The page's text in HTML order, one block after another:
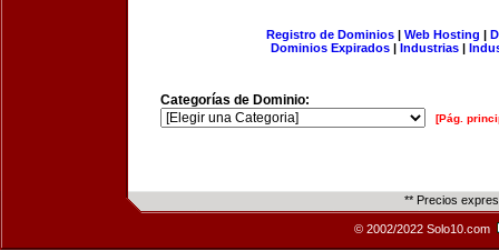
Registro de Dominios| Web Hosting |
Dominios Expirados | Industrias |
Categorías de Dominio:
[Pág.
** Precios
© 2002/2022 Solo10.com